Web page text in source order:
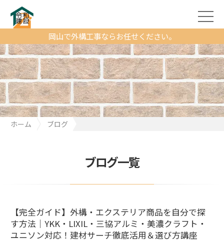
岡山で外構工事ならお任せください。
ホーム
ブログ
ブログ一覧
【完全ガイド】外構・エクステリア商品を自分で探
す方法｜YKK・LIXIL・三協アルミ・美濃クラフト・
ユニソン対応！建材サーチ徹底活用＆選び方講座